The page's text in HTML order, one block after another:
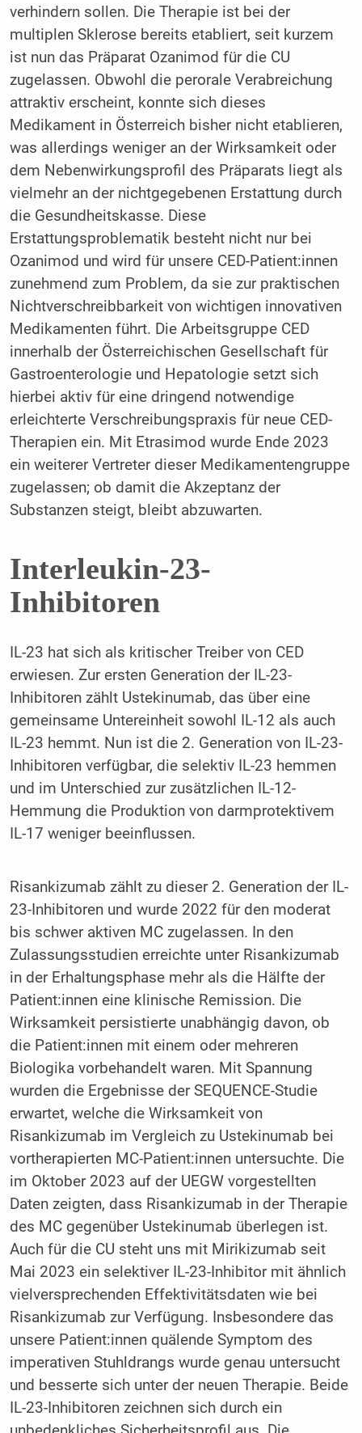
verhindern sollen. Die Therapie ist bei der
multiplen Sklerose bereits etabliert, seit kurzem
ist nun das Präparat Ozanimod für die CU
zugelassen. Obwohl die perorale Verabreichung
attraktiv erscheint, konnte sich dieses
Medikament in Österreich bisher nicht etablieren,
was allerdings weniger an der Wirksamkeit oder
dem Nebenwirkungsprofil des Präparats liegt als
vielmehr an der nichtgegebenen Erstattung durch
die Gesundheitskasse. Diese
Erstattungsproblematik besteht nicht nur bei
Ozanimod und wird für unsere CED-Patient:innen
zunehmend zum Problem, da sie zur praktischen
Nichtverschreibbarkeit von wichtigen innovativen
Medikamenten führt. Die Arbeitsgruppe CED
innerhalb der Österreichischen Gesellschaft für
Gastroenterologie und Hepatologie setzt sich
hierbei aktiv für eine dringend notwendige
erleichterte Verschreibungspraxis für neue CED-
Therapien ein. Mit Etrasimod wurde Ende 2023
ein weiterer Vertreter dieser Medikamentengruppe
zugelassen; ob damit die Akzeptanz der
Substanzen steigt, bleibt abzuwarten.
Interleukin-23-
Inhibitoren
IL-23 hat sich als kritischer Treiber von CED
erwiesen. Zur ersten Generation der IL-23-
Inhibitoren zählt Ustekinumab, das über eine
gemeinsame Untereinheit sowohl IL-12 als auch
IL-23 hemmt. Nun ist die 2. Generation von IL-23-
Inhibitoren verfügbar, die selektiv IL-23 hemmen
und im Unterschied zur zusätzlichen IL-12-
Hemmung die Produktion von darmprotektivem
IL-17 weniger beeinflussen.
Risankizumab zählt zu dieser 2. Generation der IL-
23-Inhibitoren und wurde 2022 für den moderat
bis schwer aktiven MC zugelassen. In den
Zulassungsstudien erreichte unter Risankizumab
in der Erhaltungsphase mehr als die Hälfte der
Patient:innen eine klinische Remission. Die
Wirksamkeit persistierte unabhängig davon, ob
die Patient:innen mit einem oder mehreren
Biologika vorbehandelt waren. Mit Spannung
wurden die Ergebnisse der SEQUENCE-Studie
erwartet, welche die Wirksamkeit von
Risankizumab im Vergleich zu Ustekinumab bei
vortherapierten MC-Patient:innen untersuchte. Die
im Oktober 2023 auf der UEGW vorgestellten
Daten zeigten, dass Risankizumab in der Therapie
des MC gegenüber Ustekinumab überlegen ist.
Auch für die CU steht uns mit Mirikizumab seit
Mai 2023 ein selektiver IL-23-Inhibitor mit ähnlich
vielversprechenden Effektivitätsdaten wie bei
Risankizumab zur Verfügung. Insbesondere das
unsere Patient:innen quälende Symptom des
imperativen Stuhldrangs wurde genau untersucht
und besserte sich unter der neuen Therapie. Beide
IL-23-Inhibitoren zeichnen sich durch ein